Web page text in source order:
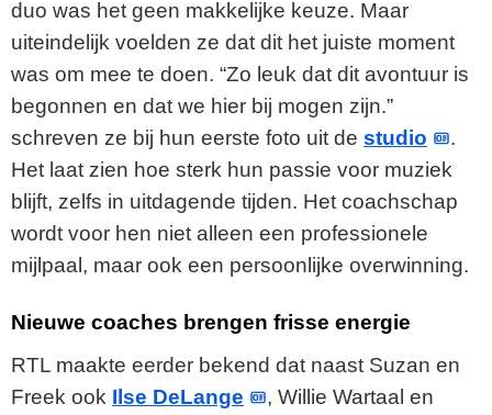
duo was het geen makkelijke keuze. Maar
uiteindelijk voelden ze dat dit het juiste moment
was om mee te doen. “Zo leuk dat dit avontuur is
begonnen en dat we hier bij mogen zijn.”
schreven ze bij hun eerste foto uit de studio
.
Het laat zien hoe sterk hun passie voor muziek
blijft, zelfs in uitdagende tijden. Het coachschap
wordt voor hen niet alleen een professionele
mijlpaal, maar ook een persoonlijke overwinning.
Nieuwe coaches brengen frisse energie
RTL maakte eerder bekend dat naast Suzan en
Freek ook Ilse DeLange
, Willie Wartaal en